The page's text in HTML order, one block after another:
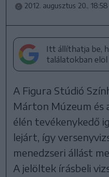
2012. augusztus 20., 18:58
Itt állíthatja be,
találatokban elöl
A Figura Stúdió
Márton Múzeum és
élén tevékenykedő
lejárt, így
menedzseri állást
A jelöltek írásbeli